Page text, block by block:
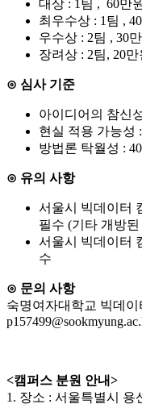
대상 : 1팀 , 60만
최우수상 : 1팀 ,
우수상 : 2팀 , 30
장려상 : 2팀, 20만
⊙ 심사 기준
아이디어의 참신
현실 적용 가능성
방법론 탁월성 :
⊙ 유의 사항
서울시 빅데이터
필수 (기타 개방
서울시 빅데이터
수
⊙ 문의 사항
숙명여자대학교 빅데
<캠퍼스 분원 안내>
1. 장소 : 서울특별시 용